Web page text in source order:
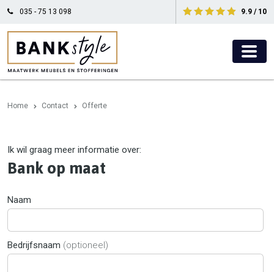
035 - 75 13 098 9.9 / 10
Home Contact Offerte
Ik wil graag meer informatie over:
Bank op maat
Naam
Bedrijfsnaam (optioneel)